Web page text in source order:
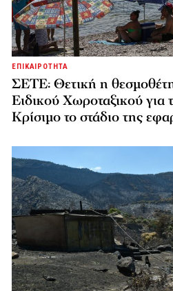
ΕΠΙΚΑΙΡΟΤΗΤΑ
ΣΕΤΕ: Θετική η
Ειδικού Χωροταξικού για
Κρίσιμο το στάδιο της